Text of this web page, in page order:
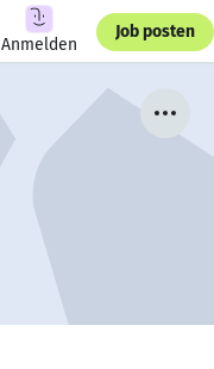
Anmelden
Job posten